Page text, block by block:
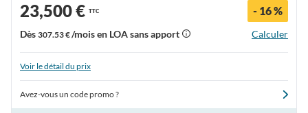
23,500 € TTC - 16 %
Dès 307.53 €/mois en LOA sans apport Calculer
Voir le détail du prix
Avez-vous un code promo ?